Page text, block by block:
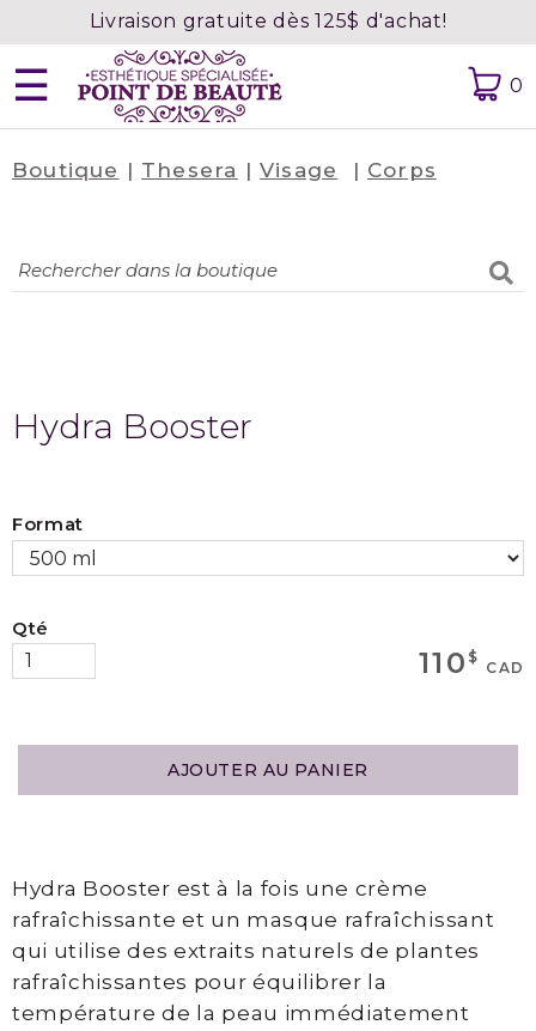
Livraison gratuite dès 125$ d'achat!
☰ 0
Boutique | Thesera |Visage | Corps
Hydra Booster
Format
Qté
110 $
CAD
AJOUTER AU PANIER
Hydra Booster est à la fois une crème
rafraîchissante et un masque rafraîchissant
qui utilise des extraits naturels de plantes
rafraîchissantes pour équilibrer la
température de la peau immédiatement
Accueil
propos
vous
MAGASINEZ
Boutique
et
SERVICES